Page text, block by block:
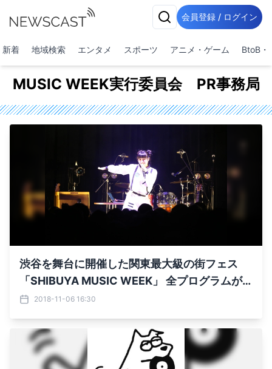
会員登録 / ログイン
新着 地域検索 エンタメ スポーツ アニメ・ゲーム BtoB・
MUSIC WEEK実行委員会 PR事務局
渋谷を舞台に開催した関東最大級の街フェス
「SHIBUYA MUSIC WEEK」 全プログラムが
好評のうちに終了
2018-11-06 16:30